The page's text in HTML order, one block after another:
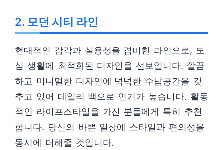
2. 모던 시티 라인
현대적인 감각과 실용성을 겸비한 라인으로, 도
심 생활에 최적화된 디자인을 선보입니다. 깔끔
하고 미니멀한 디자인에 넉넉한 수납공간을 갖
추고 있어 데일리 백으로 인기가 높습니다. 활동
적인 라이프스타일을 가진 분들에게 특히 추천
합니다. 당신의 바쁜 일상에 스타일과 편의성을
동시에 더해줄 것입니다.